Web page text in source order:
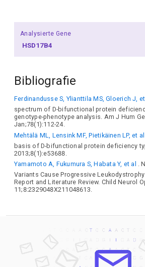
Analysierte Gene
HSD17B4
Bibliografie
Ferdinandusse S, Ylianttila MS, Gloerich J, et
spectrum of D-bifunctional protein
genotype-phenotype analysis. Am J Hum
Jan;78(1):112-24.
Mehtälä ML, Lensink MF, Pietikäinen LP, et al
basis of D-bifunctional protein deficiency
2013;8(1):e53688.
Yamamoto A, Fukumura S, Habata Y, et al .
Variants Cause Progressive
Report and Literature Review. Child Neurol
11;8:2329048X211048613.